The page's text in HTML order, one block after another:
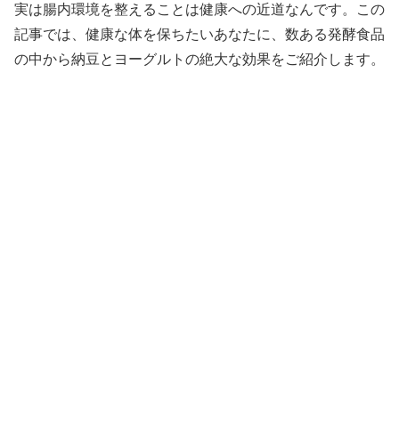
実は腸内環境を整えることは健康への近道なんです。この
記事では、健康な体を保ちたいあなたに、数ある発酵食品
の中から納豆とヨーグルトの絶大な効果をご紹介します。